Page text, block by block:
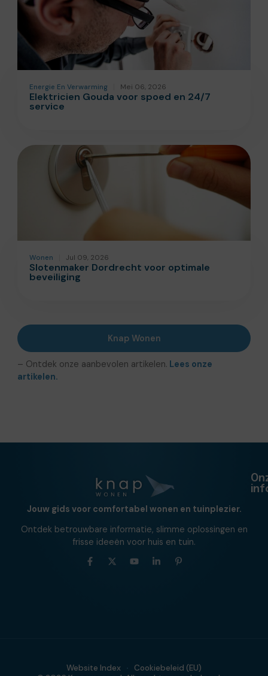
Energie En Verwarming Mei 06, 2026
Elektricien Gouda voor spoed en 24/7
service
Wonen Jul 09, 2026
Slotenmaker Dordrecht voor optimale
beveiliging
Knap Wonen
– Ontdek onze aanbevolen artikelen. Lees onze
artikelen.
Jouw gids voor comfortabel wonen en tuinplezier.
Ontdek betrouwbare informatie, slimme oplossingen en
frisse ideeën voor huis en tuin.
Website Index Cookiebeleid (EU)